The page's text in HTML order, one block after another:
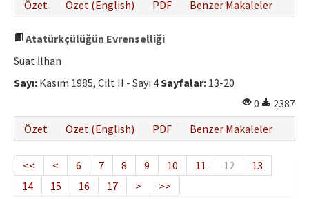
Özet
Özet (English) PDF Benzer Makaleler
Atatürkçülüğün Evrenselliği
Suat İlhan
Sayı: Kasım 1985, Cilt II - Sayı 4Sayfalar: 13-20
0
2387
Özet
Özet (English) PDF Benzer Makaleler
<< < 6 7 8 9 10 11 12
13
14
15 16 17 > >>